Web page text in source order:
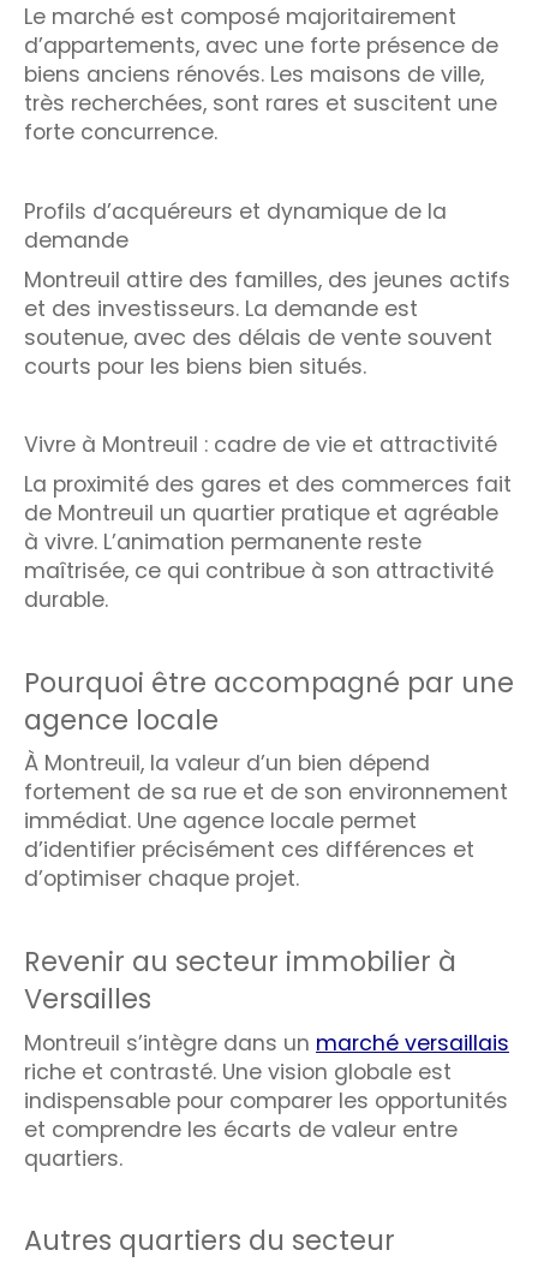
Le marché est composé majoritairement
d’appartements, avec une forte présence de
biens anciens rénovés. Les maisons de ville,
très recherchées, sont rares et suscitent une
forte concurrence.
Profils d’acquéreurs et dynamique de la
demande
Montreuil attire des familles, des jeunes actifs
et des investisseurs. La demande est
soutenue, avec des délais de vente souvent
courts pour les biens bien situés.
Vivre à Montreuil : cadre de vie et attractivité
La proximité des gares et des commerces fait
de Montreuil un quartier pratique et agréable
à vivre. L’animation permanente reste
maîtrisée, ce qui contribue à son attractivité
durable.
Pourquoi être accompagné par une
agence locale
À Montreuil, la valeur d’un bien dépend
fortement de sa rue et de son environnement
immédiat. Une agence locale permet
d’identifier précisément ces différences et
d’optimiser chaque projet.
Revenir au secteur immobilier à
Versailles
Montreuil s’intègre dans un marché versaillais
riche et contrasté. Une vision globale est
indispensable pour comparer les opportunités
et comprendre les écarts de valeur entre
quartiers.
Autres quartiers du secteur